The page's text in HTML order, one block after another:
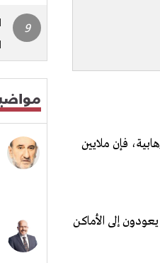
فإن ملايين
إلى الأماكن